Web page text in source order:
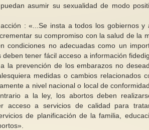
asumir su sexualidad de modo
: «...Se insta a todos los gobiernos y
su compromiso con la salud de la
no adecuadas como un
tener fácil acceso a información
la prevención de los embarazos no
medidas o cambios relacionados
a nivel nacional o local de
a la ley, los abortos deben
acceso a servicios de calidad para
de planificación de la familia,